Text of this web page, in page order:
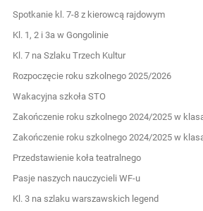
Spotkanie kl. 7-8 z kierowcą rajdowym
Kl. 1, 2 i 3a w Gongolinie
Kl. 7 na Szlaku Trzech Kultur
Rozpoczęcie roku szkolnego 2025/2026
Wakacyjna szkoła STO
Zakończenie roku szkolnego 2024/2025 w
Zakończenie roku szkolnego 2024/2025 w
Przedstawienie koła teatralnego
Pasje naszych nauczycieli WF-u
Kl. 3 na szlaku warszawskich legend